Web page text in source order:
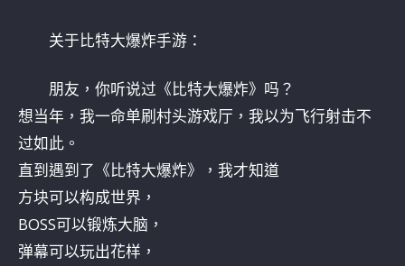
关于比特大爆炸手游：
朋友，你听说过《比特大爆炸》吗？
想当年，我一命单刷村头游戏厅，我以为飞行射击不
过如此。
直到遇到了《比特大爆炸》，我才知道
方块可以构成世界，
BOSS可以锻炼大脑，
弹幕可以玩出花样，